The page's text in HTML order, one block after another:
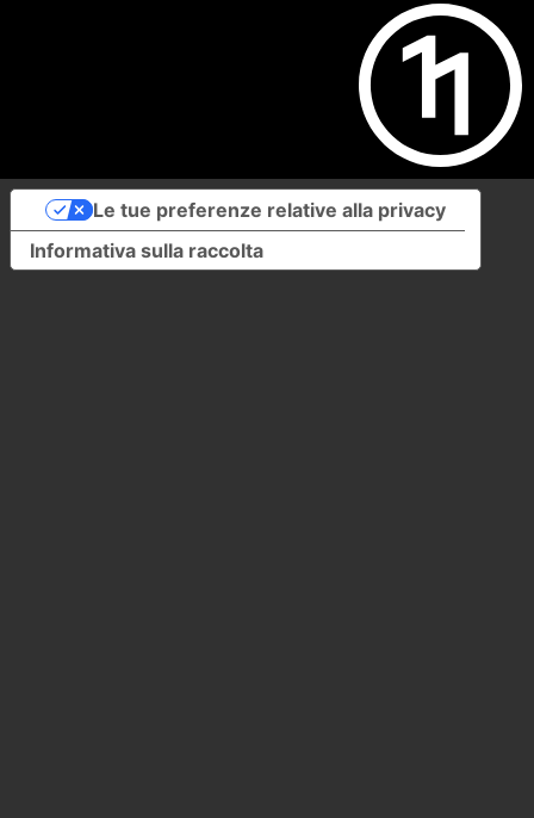
Informativa sulla raccolta
Le tue preferenze relative alla privacy